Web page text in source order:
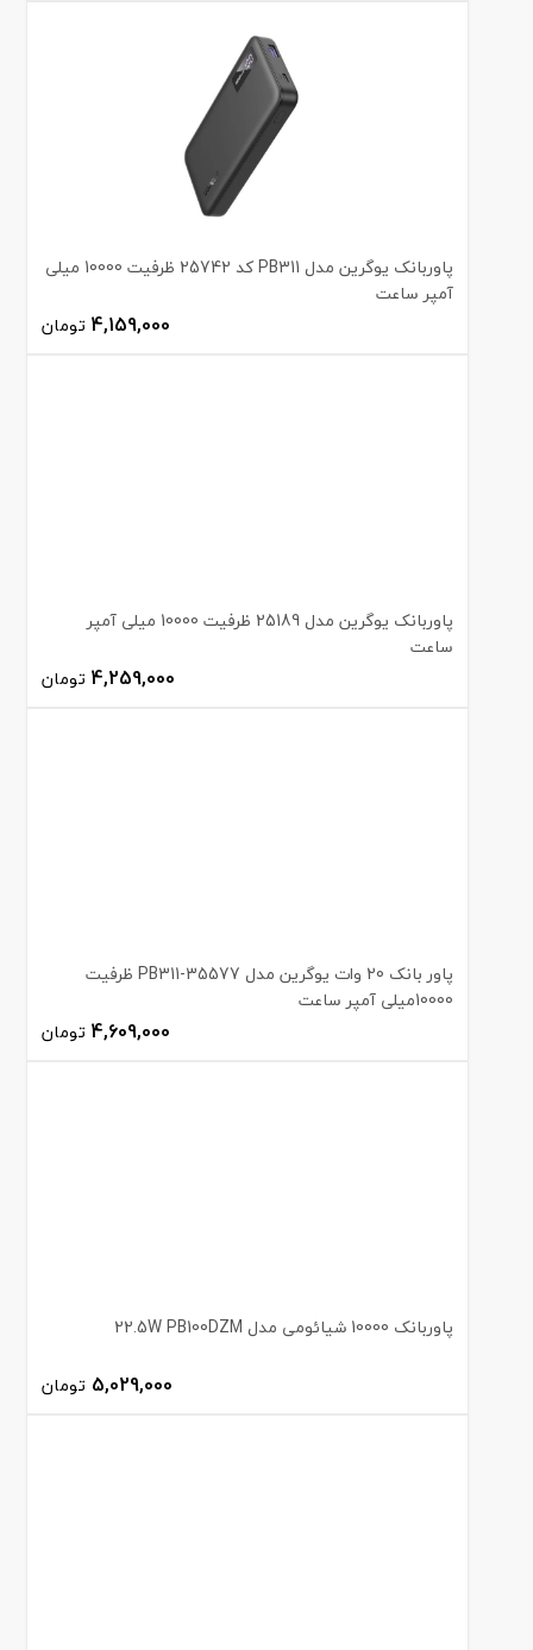
پاوربانک یوگرین مدل PB311 کد 25742 ظرفیت 10000 میلی
آمپر ساعت
4,159,000 تومان
پاوربانک یوگرین مدل 25189 ظرفیت 10000 میلی آمپر
ساعت
4,259,000 تومان
پاور بانک 20 وات یوگرین مدل PB311-35577 ظرفیت
10000میلی آمپر ساعت
4,609,000 تومان
پاوربانک 10000 شیائومی مدل 22.5W PB100DZM
5,029,000 تومان